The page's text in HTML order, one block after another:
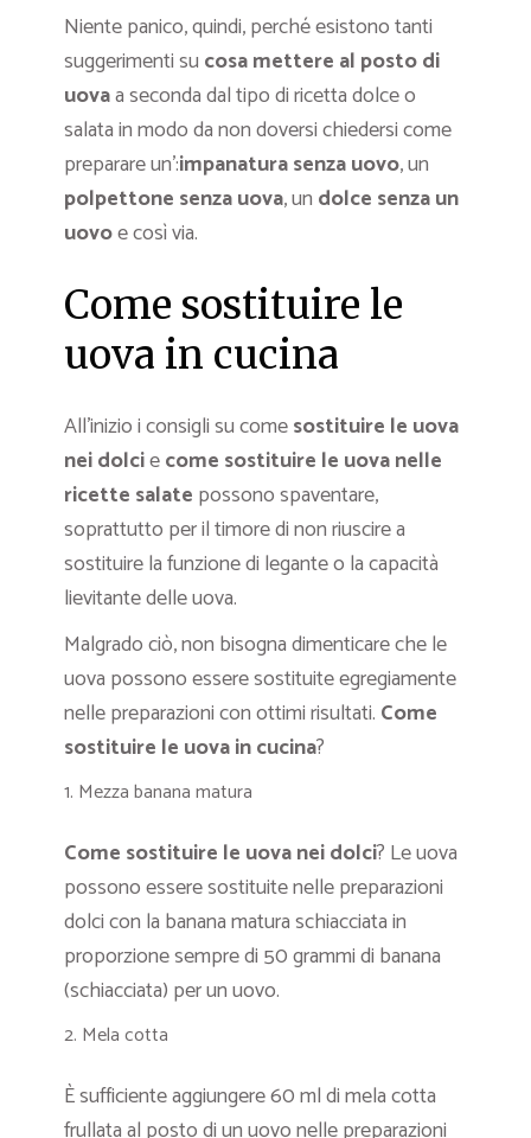
Niente panico, quindi, perché esistono tanti
suggerimenti su cosa mettere al posto di
uovaa seconda dal tipo di ricetta dolce o
salata in modo da non doversi chiedersi come
preparare un’:impanatura senza uovo, un
polpettone senza uova, un dolce senza un
uovoe così via.
Come sostituire le
uova in cucina
All’inizio i consigli su comesostituire le uova
nei dolciecome sostituire le uova nelle
ricette salate possono spaventare,
soprattutto per il timore di non riuscire a
sostituire la funzione di legante o la capacità
lievitante delle uova.
Malgrado ciò, non bisogna dimenticare che le
uova possono essere sostituite egregiamente
nelle preparazioni con ottimi risultati. Come
sostituire le uova in cucina?
Mezza banana matura
Come sostituire le uova nei dolci? Le uova
possono essere sostituite nelle preparazioni
dolci con la banana matura schiacciata in
proporzione sempre di 50 grammi di banana
(schiacciata) per un uovo.
Mela cotta
È sufficiente aggiungere 60 ml di mela cotta
frullata al posto di un uovo nelle preparazioni